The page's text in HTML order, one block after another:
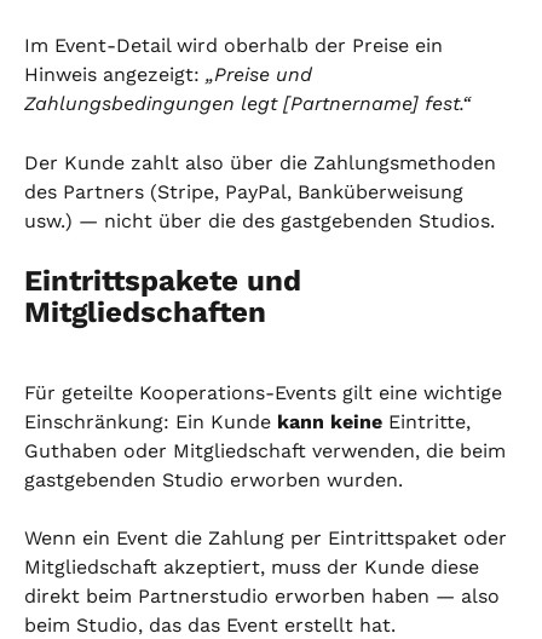
Im Event-Detail wird oberhalb der Preise ein
Hinweis angezeigt: „Preise und
Zahlungsbedingungen legt [Partnername] fest.“
Der Kunde zahlt also über die Zahlungsmethoden
des Partners (Stripe, PayPal, Banküberweisung
usw.) — nicht über die des gastgebenden Studios.
Eintrittspakete und
Mitgliedschaften
Für geteilte Kooperations-Events gilt eine wichtige
Einschränkung: Ein Kunde kann keine Eintritte,
Guthaben oder Mitgliedschaft verwenden, die beim
gastgebenden Studio erworben wurden.
Wenn ein Event die Zahlung per Eintrittspaket oder
Mitgliedschaft akzeptiert, muss der Kunde diese
direkt beim Partnerstudio erworben haben — also
beim Studio, das das Event erstellt hat.